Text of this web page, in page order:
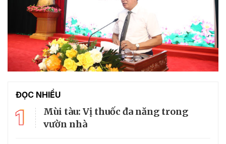
ĐỌC NHIỀU
1
Mùi tàu: Vị thuốc đa năng trong
vườn nhà